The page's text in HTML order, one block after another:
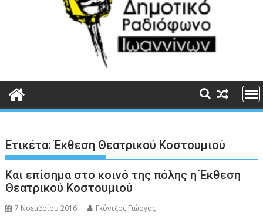
Ετικέτα:Έκθεση Θεατρικού Κοστουμιού
Και επίσημα στο κοινό της πόλης η Έκθεση
Θεατρικού Κοστουμιού
7 Νοεμβρίου 2016 Γκόντζος Γιώργος